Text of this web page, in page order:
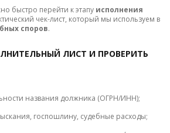
быстро перейти к этапу исполнения
чек-лист, который мы используем в
споров.
ЛИСТ И ПРОВЕРИТЬ
названия должника (ОГРН/ИНН);
госпошлину, судебные расходы;